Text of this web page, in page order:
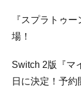
『スプラトゥ
場！
Switch 2版『マ
日に決定！予約